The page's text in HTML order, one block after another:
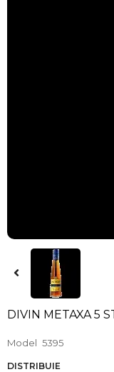
DIVIN METAXA 5
Model 5395
DISTRIBUIE